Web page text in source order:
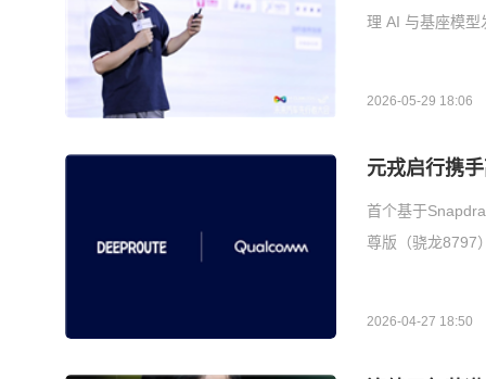
理 AI 与基座模型
2026-05-29 18:06
元戎启行携
首个基于
尊版（骁龙8797
2026-04-27 18:50